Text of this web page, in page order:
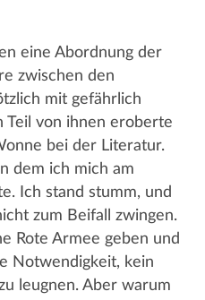
eine Abordnung der
zwischen den
mit gefährlich
Teil von ihnen eroberte
bei der Literatur.
dem ich mich am
Ich stand stumm, und
zum Beifall zwingen.
Rote Armee geben und
Notwendigkeit, kein
leugnen. Aber warum